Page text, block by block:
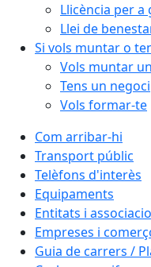
Llicència per
Llei de
Si vols muntar o
Vols muntar
Tens un negoci
Vols formar-te
Com arribar-hi
Transport públic
Telèfons d'interès
Equipaments
Entitats i
Empreses i
Guia de carrers /